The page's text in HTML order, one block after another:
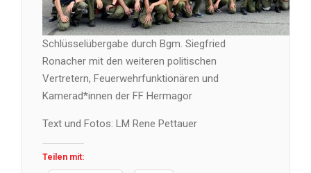
Schlüsselübergabe durch Bgm. Siegfried
Ronacher mit den weiteren politischen
Vertretern, Feuerwehrfunktionären und
Kamerad*innen der FF Hermagor
Text und Fotos: LM Rene Pettauer
Teilen mit: